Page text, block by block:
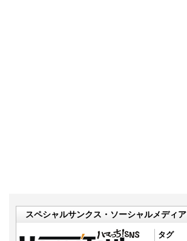
スペシャルサンクス・ソーシャルメディア
タグ